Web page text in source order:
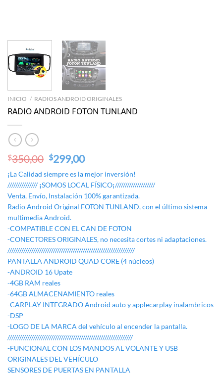
INICIO / RADIOS ANDROID ORIGINALES
RADIO ANDROID FOTON TUNLAND
$350,00 Original
was:
$350,00.
$299,00Current
is:
$299,00.
¡La Calidad siempre es la mejor inversión!
/////////////// ¡SOMOS LOCAL FÍSICO¡////////////////////
Venta, Envío, Instalación 100% garantizada.
Radio Android Original FOTON TUNLAND, con el último sistema
multimedia Android.
-COMPATIBLE CON EL CAN DE FOTON
-CONECTORES ORIGINALES, no necesita cortes ni adaptaciones.
////////////////////////////////////////////////////////////////
PANTALLA ANDROID QUAD CORE (4 núcleos)
-ANDROID 16 Upate
-4GB RAM reales
-64GB ALMACENAMIENTO reales
-CARPLAY INTEGRADO Android auto y applecarplay inalambricos
-DSP
-LOGO DE LA MARCA del vehículo al encender la pantalla.
///////////////////////////////////////////////////////////////
-FUNCIONAL CON LOS MANDOS AL VOLANTE Y USB
ORIGINALES DEL VEHÍCULO
SENSORES DE PUERTAS EN PANTALLA